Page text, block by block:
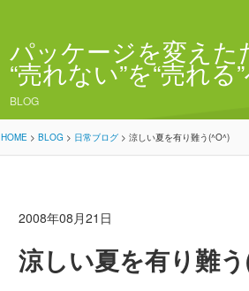
パッケージを変えた
“売れない”を“売れる
BLOG
HOME > BLOG > 日常ブログ > 涼しい夏を有り難う(^O^)
2008年08月21日
涼しい夏を有り難